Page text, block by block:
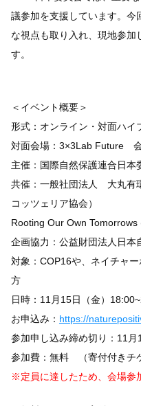
議参加を支援しています。今
な視点も取り入れ、現地参加
す。
＜イベント概要＞
形式：オンライン・対面ハイ
対面会場：3×3Lab Future
主催：国際自然保護連合日本
共催：一般社団法人 大丸有
コッツェリア協会）
Rooting Our Own Tomorrows
企画協力：公益財団法人日本
対象：COP16や、ネイチャ
方
日時：11月15日（金）
お申込み： https://
参加申し込み締め切り：11月
参加費：無料 （寄付付きチ
※定員に達したため、会場参